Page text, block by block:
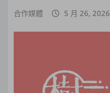
合作媒體 5 月 26, 2026